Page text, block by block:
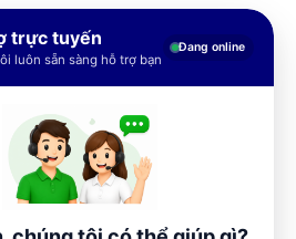
trực tuyến
luôn sẵn sàng hỗ trợ bạn
Đang online